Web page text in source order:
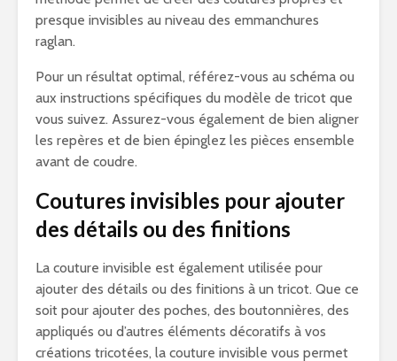
presque invisibles au niveau des emmanchures
raglan.
Pour un résultat optimal, référez-vous au schéma ou
aux instructions spécifiques du modèle de tricot que
vous suivez. Assurez-vous également de bien aligner
les repères et de bien épinglez les pièces ensemble
avant de coudre.
Coutures invisibles pour ajouter
des détails ou des finitions
La couture invisible est également utilisée pour
ajouter des détails ou des finitions à un tricot. Que ce
soit pour ajouter des poches, des boutonnières, des
appliqués ou d’autres éléments décoratifs à vos
créations tricotées, la couture invisible vous permet